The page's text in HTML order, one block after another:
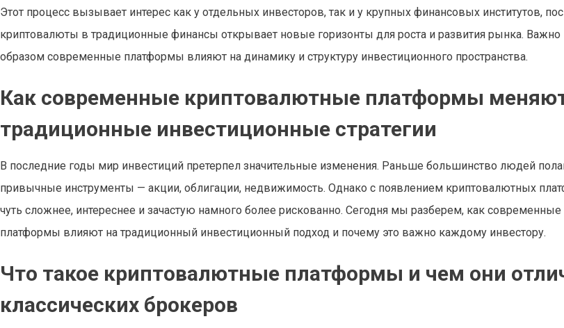
Этот процесс вызывает интерес как у отдельных инвесторов, так и у крупных финансовых институтов,
криптовалюты в традиционные финансы открывает новые горизонты для роста и развития рынка. Важно
образом современные платформы влияют на динамику и структуру инвестиционного пространства.
Как современные криптовалютные платформы
традиционные инвестиционные стратегии
В последние годы мир инвестиций претерпел значительные изменения. Раньше большинство людей
привычные инструменты — акции, облигации, недвижимость. Однако с появлением криптовалютных
чуть сложнее, интереснее и зачастую намного более рискованно. Сегодня мы разберем, как
платформы влияют на традиционный инвестиционный подход и почему это важно каждому инвестору.
Что такое криптовалютные платформы и чем они
классических брокеров